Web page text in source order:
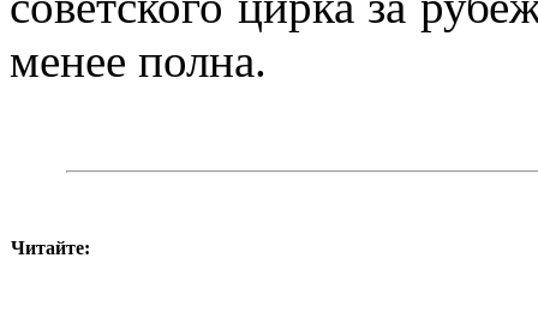
менее полна.
Читайте: